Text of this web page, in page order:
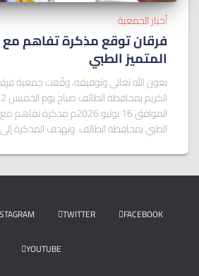
أخبار الجمعية
فرقان توقع مذكرة تفاهم
المتميز الطبي
بعون الله تعالى وتوفيقه، وقّعت جمعية
الموافق 16 يوليو 2026م
الطبي بمحافظة الطائف. وتهدف المذكرة
FACEBOOK
TWITTER
YOUTUBE